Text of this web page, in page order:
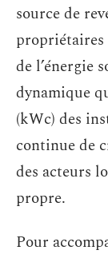
source de
propriétaires
de l’énergie
dynamique
(kWc) des
continue de
des acteurs
propre.
Pour